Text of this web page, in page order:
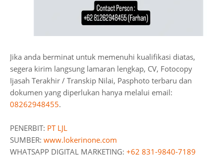
Jika anda berminat untuk memenuhi kualifikasi diatas,
segera kirim langsung lamaran lengkap, CV, Fotocopy
Ijasah Terakhir / Transkip Nilai, Pasphoto terbaru dan
dokumen yang diperlukan hanya melalui email:
08262948455.
PENERBIT: PT LJL
SUMBER: www.lokerinone.com
WHATSAPP DIGITAL MARKETING: +62 831-9840-7189